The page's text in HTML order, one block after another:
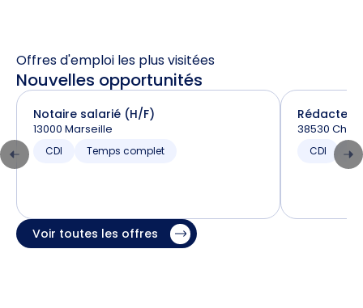
Offres d'emploi les plus visitées
Nouvelles opportunités
Notaire salarié (H/F)
13000 Marseille
CDI Temps complet
Rédacteur
38530
CDI
Voir toutes les offres